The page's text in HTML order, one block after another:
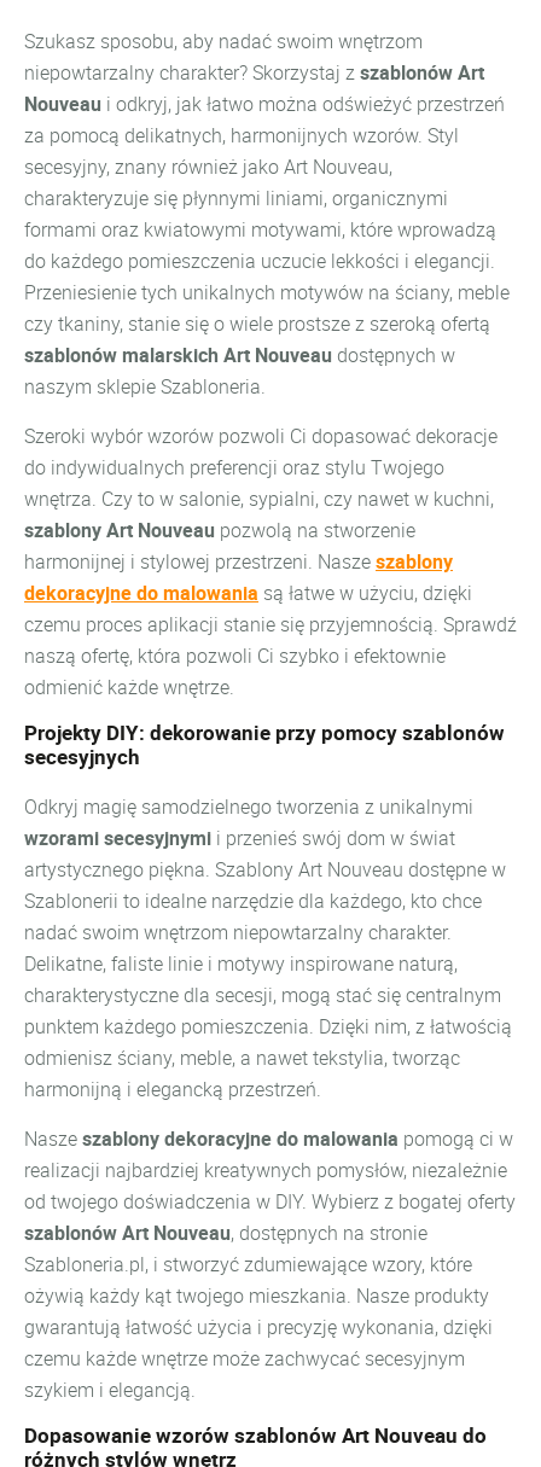
Szukasz sposobu, aby nadać swoim wnętrzom
niepowtarzalny charakter? Skorzystaj zszablonów Art
Nouveau i odkryj, jak łatwo można odświeżyć przestrzeń
za pomocą delikatnych, harmonijnych wzorów. Styl
secesyjny, znany również jako Art Nouveau,
charakteryzuje się płynnymi liniami, organicznymi
formami oraz kwiatowymi motywami, które wprowadzą
do każdego pomieszczenia uczucie lekkości i elegancji.
Przeniesienie tych unikalnych motywów na ściany, meble
czy tkaniny, stanie się o wiele prostsze z szeroką ofertą
szablonów malarskich Art Nouveau dostępnych w
naszym sklepie Szabloneria.
Szeroki wybór wzorów pozwoli Ci dopasować dekoracje
do indywidualnych preferencji oraz stylu Twojego
wnętrza. Czy to w salonie, sypialni, czy nawet w kuchni,
szablony Art Nouveau pozwolą na stworzenie
harmonijnej i stylowej przestrzeni. Naszeszablony
dekoracyjne do malowania są łatwe w użyciu, dzięki
czemu proces aplikacji stanie się przyjemnością. Sprawdź
naszą ofertę, która pozwoli Ci szybko i efektownie
odmienić każde wnętrze.
Projekty DIY: dekorowanie przy pomocy szablonów
secesyjnych
Odkryj magię samodzielnego tworzenia z unikalnymi
wzorami secesyjnymi i przenieś swój dom w świat
artystycznego piękna. Szablony Art Nouveau dostępne w
Szablonerii to idealne narzędzie dla każdego, kto chce
nadać swoim wnętrzom niepowtarzalny charakter.
Delikatne, faliste linie i motywy inspirowane naturą,
charakterystyczne dla secesji, mogą stać się centralnym
punktem każdego pomieszczenia. Dzięki nim, z łatwością
odmienisz ściany, meble, a nawet tekstylia, tworząc
harmonijną i elegancką przestrzeń.
Naszeszablony dekoracyjne do malowania pomogą ci w
realizacji najbardziej kreatywnych pomysłów, niezależnie
od twojego doświadczenia w DIY. Wybierz z bogatej oferty
szablonów Art Nouveau, dostępnych na stronie
Szabloneria.pl, i stworzyć zdumiewające wzory, które
ożywią każdy kąt twojego mieszkania. Nasze produkty
gwarantują łatwość użycia i precyzję wykonania, dzięki
czemu każde wnętrze może zachwycać secesyjnym
szykiem i elegancją.
Dopasowanie wzorów szablonów Art Nouveau do
różnych stylów wnętrz